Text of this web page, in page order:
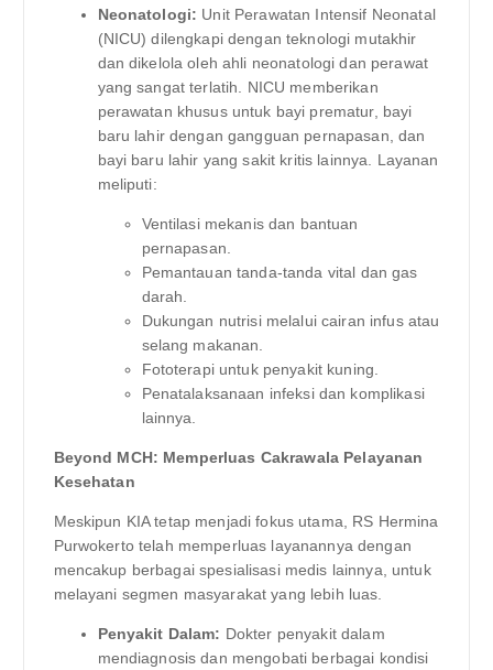
Neonatologi: Unit Perawatan Intensif Neonatal
(NICU) dilengkapi dengan teknologi mutakhir
dan dikelola oleh ahli neonatologi dan perawat
yang sangat terlatih. NICU memberikan
perawatan khusus untuk bayi prematur, bayi
baru lahir dengan gangguan pernapasan, dan
bayi baru lahir yang sakit kritis lainnya. Layanan
meliputi:
Ventilasi mekanis dan bantuan
pernapasan.
Pemantauan tanda-tanda vital dan gas
darah.
Dukungan nutrisi melalui cairan infus atau
selang makanan.
Fototerapi untuk penyakit kuning.
Penatalaksanaan infeksi dan komplikasi
lainnya.
Beyond MCH: Memperluas Cakrawala Pelayanan
Kesehatan
Meskipun KIA tetap menjadi fokus utama, RS Hermina
Purwokerto telah memperluas layanannya dengan
mencakup berbagai spesialisasi medis lainnya, untuk
melayani segmen masyarakat yang lebih luas.
Penyakit Dalam: Dokter penyakit dalam
mendiagnosis dan mengobati berbagai kondisi